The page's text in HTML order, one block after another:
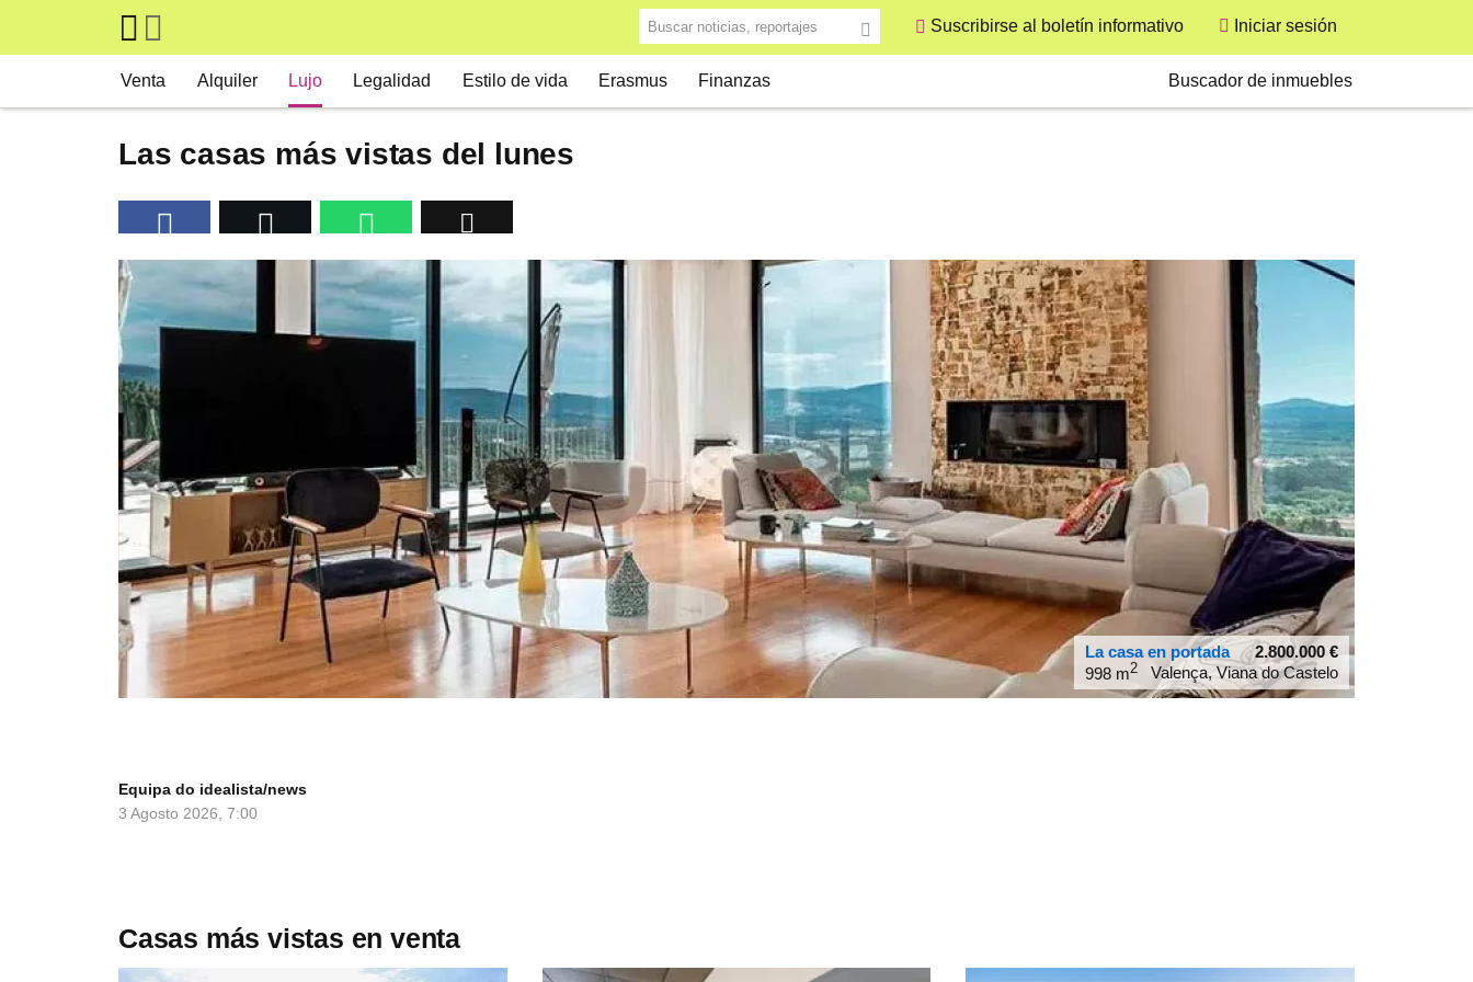
Skip to main content Buscar noticias, reportajes Suscribirse al boletín informativo Iniciar sesión
Venta Alquiler Lujo Legalidad Estilo de vida Erasmus Finanzas Buscador de inmuebles
Las casas más vistas del lunes
La casa en portada 2.800.000 €
998 m2
Valença, Viana do Castelo
42.0212
-8.61415
Equipa do idealista/news
3 Agosto 2026, 7:00
Casas más vistas en venta